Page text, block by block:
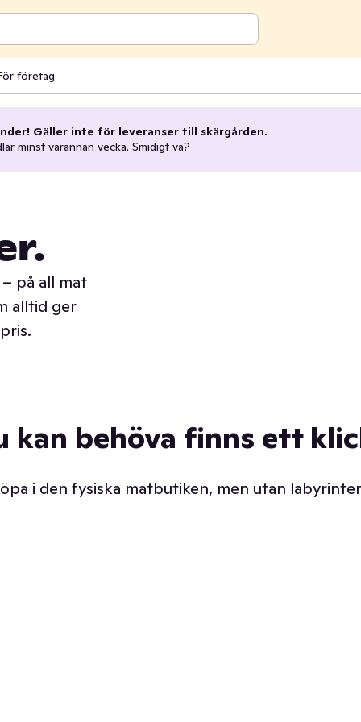
företag
Gäller inte för leveranser till skärgården.
minst varannan vecka. Smidigt va?
på all mat
alltid ger
kan behöva finns ett
i den fysiska matbutiken, men utan